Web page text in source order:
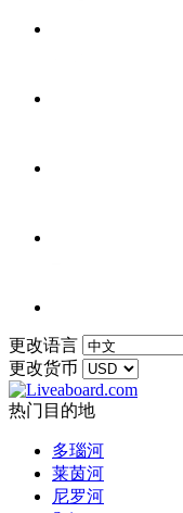
更改语言
更改货币
热门目的地
多瑙河
莱茵河
尼罗河